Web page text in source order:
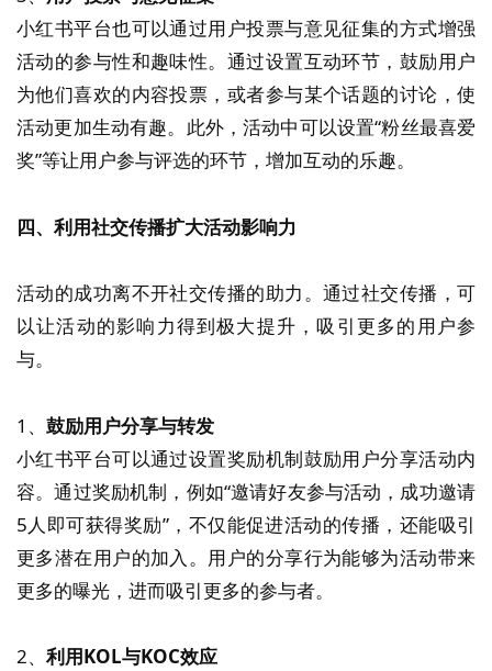
小红书平台也可以通过用户投票与意见征集的方式增强
活动的参与性和趣味性。通过设置互动环节，鼓励用户
为他们喜欢的内容投票，或者参与某个话题的讨论，使
活动更加生动有趣。此外，活动中可以设置“粉丝最喜爱
奖”等让用户参与评选的环节，增加互动的乐趣。
四、利用社交传播扩大活动影响力
活动的成功离不开社交传播的助力。通过社交传播，可
以让活动的影响力得到极大提升，吸引更多的用户参
与。
1、 鼓励用户分享与转发
小红书平台可以通过设置奖励机制鼓励用户分享活动内
容。通过奖励机制，例如“邀请好友参与活动，成功邀请
5人即可获得奖励”，不仅能促进活动的传播，还能吸引
更多潜在用户的加入。用户的分享行为能够为活动带来
更多的曝光，进而吸引更多的参与者。
2、 利用KOL与KOC效应